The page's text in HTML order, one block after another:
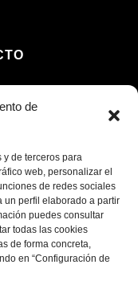
de
y de terceros para
web, personalizar el
de redes sociales
un perfil elaborado a partir
puedes consultar
todas las cookies
de forma concreta,
en “Configuración de